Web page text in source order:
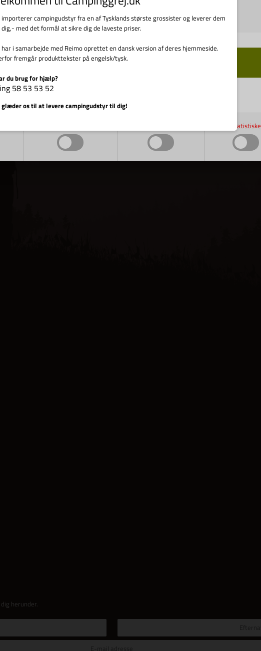
at klikke videre, accepterer du brugen af cookies.
Statistiske
herunder.
importerer campingudstyr fra en af Tysklands største grossister og leverer dem
med det formål at sikre dig de laveste priser.
har i samarbejde med Reimo oprettet en dansk version af deres hjemmeside.
fremgår produkttekster på engelsk/tysk.
du brug for hjælp?
58 53 53 52
glæder os til at levere campingudstyr til dig!